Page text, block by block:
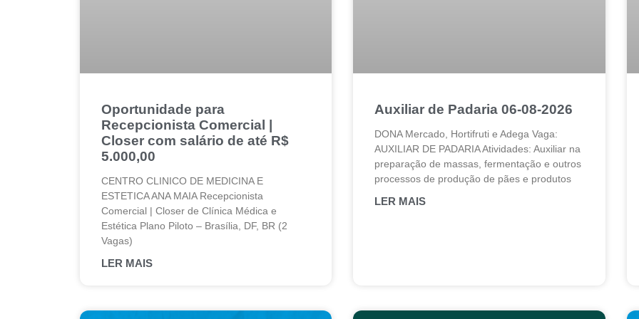
Oportunidade para
Recepcionista Comercial |
Closer com salário de até R$
5.000,00
CENTRO CLINICO DE MEDICINA E
ESTETICA ANA MAIA Recepcionista
Comercial | Closer de Clínica Médica e
Estética Plano Piloto – Brasília, DF, BR (2
Vagas)
LER MAIS
Auxiliar de Padaria 06-08-2026
DONA Mercado, Hortifruti e Adega Vaga:
AUXILIAR DE PADARIA Atividades: Auxiliar na
preparação de massas, fermentação e outros
processos de produção de pães e produtos
LER MAIS